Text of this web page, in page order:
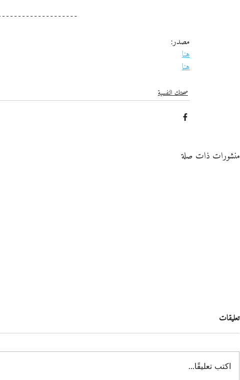
مصدر:
هنا
هنا
صحتك النفسية
منشورات ذات صلة
تعليقات
اكتب تعليقًا...